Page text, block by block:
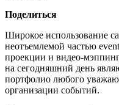
Поделиться
Широкое использование
неотъемлемой частью
проекции и видео-
на сегодняшний день
портфолио любого
организации событий.